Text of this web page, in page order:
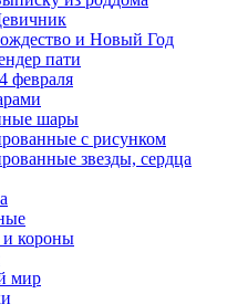
и Новый Год
пати
февраля
шары
с рисунком
звезды, сердца
и короны
мир